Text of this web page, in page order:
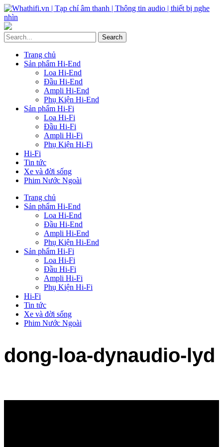
Trang chủ
Sản phẩm Hi-End
Loa Hi-End
Đầu Hi-End
Ampli Hi-End
Phụ Kiện Hi-End
Sản phẩm Hi-Fi
Loa Hi-Fi
Đầu Hi-Fi
Ampli Hi-Fi
Phụ Kiện Hi-Fi
Hi-Fi
Tin tức
Xe và đời sống
Phim Nước Ngoài
Trang chủ
Sản phẩm Hi-End
Loa Hi-End
Đầu Hi-End
Ampli Hi-End
Phụ Kiện Hi-End
Sản phẩm Hi-Fi
Loa Hi-Fi
Đầu Hi-Fi
Ampli Hi-Fi
Phụ Kiện Hi-Fi
Hi-Fi
Tin tức
Xe và đời sống
Phim Nước Ngoài
dong-loa-dynaudio-lyd